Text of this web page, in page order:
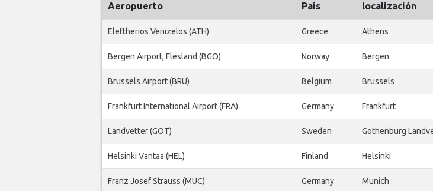
Aeropuerto País localización
Eleftherios Venizelos (ATH) Greece Athens
Bergen Airport, Flesland (BGO) Norway Bergen
Brussels Airport (BRU) Belgium Brussels
Frankfurt International Airport (FRA) Germany Frankfurt
Landvetter (GOT) Sweden Gothenburg
Helsinki Vantaa (HEL) Finland Helsinki
Franz Josef Strauss (MUC) Germany Munich